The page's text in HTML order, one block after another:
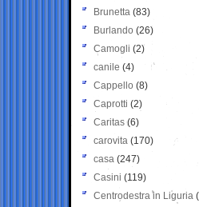
Brunetta (83)
Burlando (26)
Camogli (2)
canile (4)
Cappello (8)
Caprotti (2)
Caritas (6)
carovita (170)
casa (247)
Casini (119)
Centrodestra in Liguria